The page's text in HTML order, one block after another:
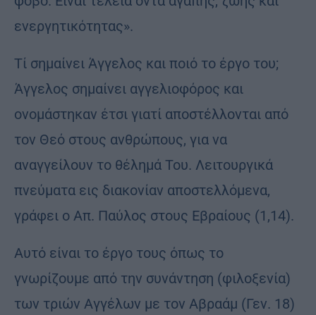
ενεργητικότητας».
Τί σημαίνει Άγγελος και ποιό το έργο του;
Άγγελος σημαίνει αγγελιοφόρος και
ονομάστηκαν έτσι γιατί αποστέλλονται από
τον Θεό στους ανθρώπους, για να
αναγγείλουν το θέλημά Του. Λειτουργικά
πνεύματα εις διακονίαν αποστελλόμενα,
γράφει ο Απ. Παύλος στους Εβραίους (1,14).
Αυτό είναι το έργο τους όπως το
γνωρίζουμε από την συνάντηση (φιλοξενία)
των τριών Αγγέλων με τον Αβραάμ (Γεν. 18)